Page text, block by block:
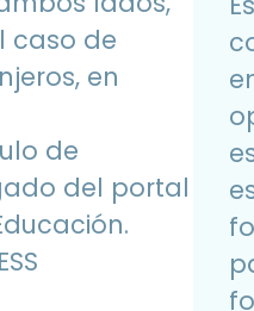
caso de
en
de
del portal